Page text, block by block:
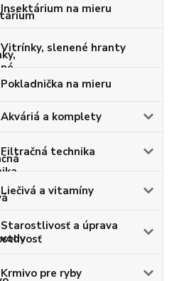
Insektárium na mieru
Vitrínky, slenené hranty
Pokladnička na mieru
Akváriá a komplety
Filtračná technika
Liečivá a vitamíny
Starostlivosť a úprava
vody
Krmivo pre ryby